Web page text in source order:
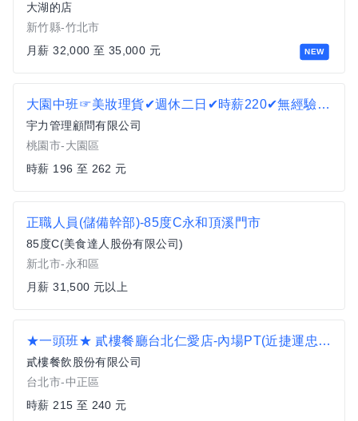
NEW
大湖的店
新竹縣-竹北市
月薪 32,000 至 35,000 元
大園中班☞美妝理貨✔週休二日✔時薪220✔無經驗可✔可日領MY
宇力管理顧問有限公司
桃園市-大園區
時薪 196 至 262 元
正職人員(儲備幹部)-85度C永和頂溪門市
85度C(美食達人股份有限公司)
新北市-永和區
月薪 31,500 元以上
★一頭班★ 貳樓餐廳台北仁愛店-內場PT(近捷運忠孝新生站)_空班津貼另計
貳樓餐飲股份有限公司
台北市-中正區
時薪 215 至 240 元